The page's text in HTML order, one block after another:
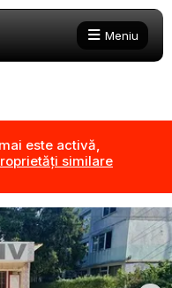
Meniu
este activă,
similare